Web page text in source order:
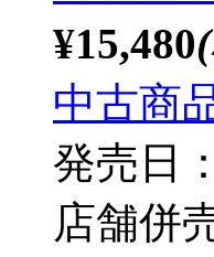
¥15,480
中古商
発売日
店舗併